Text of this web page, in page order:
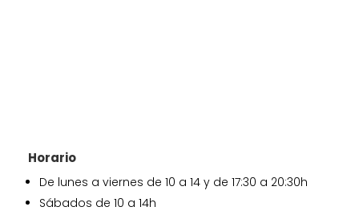
Horario
De lunes a viernes de 10 a 14 y de 17:30 a 20:30h
Sábados de 10 a 14h